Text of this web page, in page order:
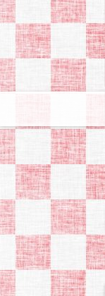
ン
ツ
へ